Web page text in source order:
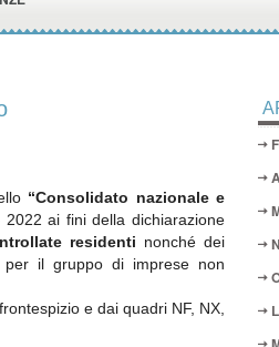
“Consolidato nazionale e
2022 ai fini della dichiarazione
residenti nonché dei
per il gruppo di imprese non
e dai quadri NF, NX,